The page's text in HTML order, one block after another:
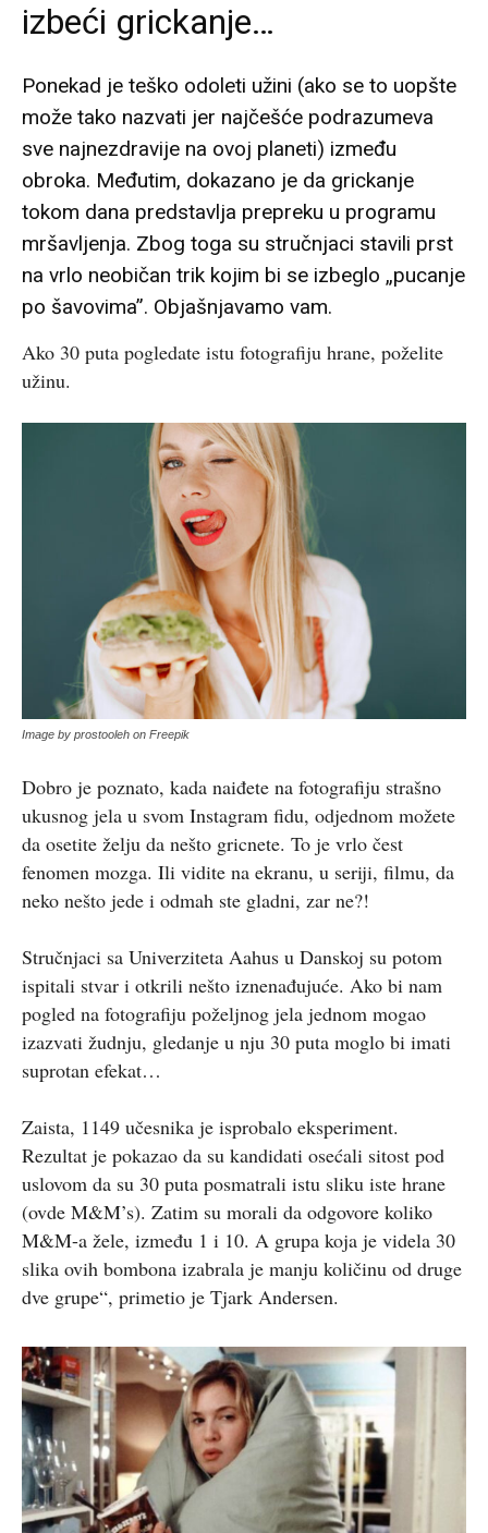
izbeći grickanje…
Ponekad je teško odoleti užini (ako se to uopšte
može tako nazvati jer najčešće podrazumeva
sve najnezdravije na ovoj planeti) između
obroka. Međutim, dokazano je da grickanje
tokom dana predstavlja prepreku u programu
mršavljenja. Zbog toga su stručnjaci stavili prst
na vrlo neobičan trik kojim bi se izbeglo „pucanje
po šavovima”. Objašnjavamo vam.
Ako 30 puta pogledate istu fotografiju hrane, poželite
užinu.
Image by prostooleh on Freepik
Dobro je poznato, kada naiđete na fotografiju strašno
ukusnog jela u svom Instagram fidu, odjednom možete
da osetite želju da nešto gricnete. To je vrlo čest
fenomen mozga. Ili vidite na ekranu, u seriji, filmu, da
neko nešto jede i odmah ste gladni, zar ne?!
Stručnjaci sa Univerziteta Aahus u Danskoj su potom
ispitali stvar i otkrili nešto iznenađujuće. Ako bi nam
pogled na fotografiju poželjnog jela jednom mogao
izazvati žudnju, gledanje u nju 30 puta moglo bi imati
suprotan efekat…
Zaista, 1149 učesnika je isprobalo eksperiment.
Rezultat je pokazao da su kandidati osećali sitost pod
uslovom da su 30 puta posmatrali istu sliku iste hrane
(ovde M&M’s). Zatim su morali da odgovore koliko
M&M-a žele, između 1 i 10. A grupa koja je videla 30
slika ovih bombona izabrala je manju količinu od druge
dve grupe“, primetio je Tjark Andersen.